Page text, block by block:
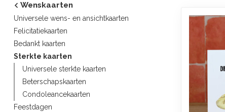
Wenskaarten
Universele wens- en ansichtkaarten
Felicitatiekaarten
Bedankt kaarten
Sterkte kaarten
Universele sterkte kaarten
Beterschapskaarten
Condoleancekaarten
Feestdagen